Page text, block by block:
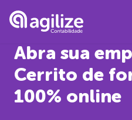
Abra sua
Cerrito de
100% online